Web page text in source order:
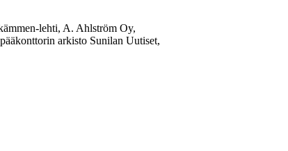
lehti, A. Ahlström Oy,
arkisto Sunilan Uutiset,